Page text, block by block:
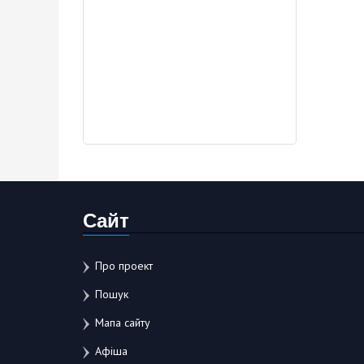
Сайт
Про проект
Пошук
Мапа сайту
Афіша